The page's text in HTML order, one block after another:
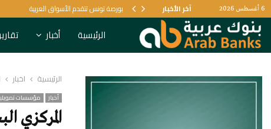
6 أغسطس 2026 آخر الأخبار بورصة تونس تتقدم الأسواق العربية
الرئيسية أخبار
الرئيسية أخبار
أخبار مؤسسات
المركزي